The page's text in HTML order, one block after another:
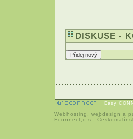
DISKUSE -
Easy
Webhosting webdesign a
Econnect,o.s.;